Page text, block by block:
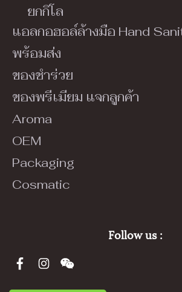
ยกกิโล
แอลกอฮอล์ล้างมือ Hand
พร้อมส่ง
ของชำร่วย
ของพรีเมียม แจกลูกค้า
Aroma
OEM
Packaging
Cosmatic
Follow us :